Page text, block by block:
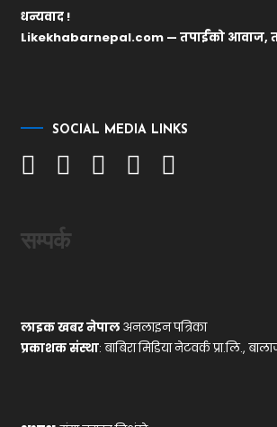
धन्यवाद !
Likekhabarnepal.com — तपाईंको आवाज,
SOCIAL MEDIA LINKS
सम्पर्क
लाइक खबर नेपाल अनलाइन पत्रिका
प्रकाशक संस्था: बाबिरा मिडिया नेटवर्क प्रा.लि.,